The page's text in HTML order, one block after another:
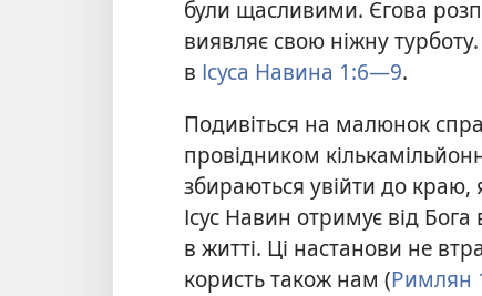
були щасливими. Єгова
виявляє свою ніжну
в Ісуса Навина 1:6—9.
Подивіться на малюнок
провідником
збираються увійти до краю,
Ісус Навин отримує від Бога
в житті. Ці настанови не
користь також нам (Римлян